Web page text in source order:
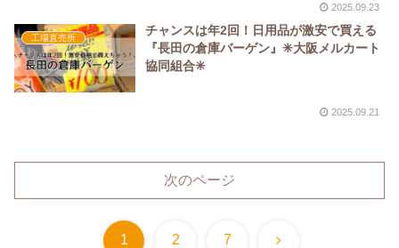
2025.09.23
工場直売所
チャンスは年2回！日用品が激安で買える
『長田の倉庫バーゲン』✳︎大阪メルカート
協同組合✳︎
2025.09.21
次のページ
1 2 7 次